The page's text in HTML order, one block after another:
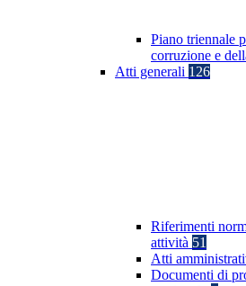
Piano triennale
corruzione e
Atti generali 126
Riferimenti
attività 51
Atti
Documenti di